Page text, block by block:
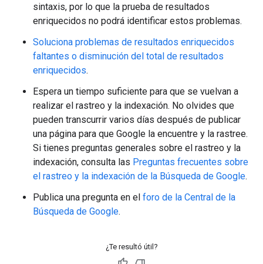
sintaxis, por lo que la prueba de resultados
enriquecidos no podrá identificar estos problemas.
Soluciona problemas de resultados enriquecidos
faltantes o disminución del total de resultados
enriquecidos.
Espera un tiempo suficiente para que se vuelvan a
realizar el rastreo y la indexación. No olvides que
pueden transcurrir varios días después de publicar
una página para que Google la encuentre y la rastree.
Si tienes preguntas generales sobre el rastreo y la
indexación, consulta las Preguntas frecuentes sobre
el rastreo y la indexación de la Búsqueda de Google.
Publica una pregunta en el foro de la Central de la
Búsqueda de Google.
¿Te resultó útil?